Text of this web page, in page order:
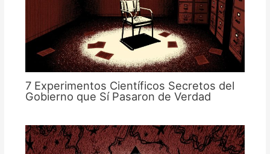
7 Experimentos Científicos Secretos del
Gobierno que Sí Pasaron de Verdad